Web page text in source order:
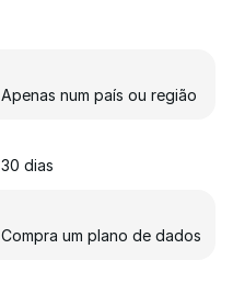
Apenas num país ou região
30 dias
Compra um plano de dados